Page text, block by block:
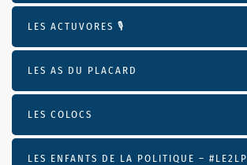
LES ACTUVORES 🎙
LES AS DU PLACARD
LES COLOCS
LES ENFANTS DE LA POLITIQUE – #LE2LP